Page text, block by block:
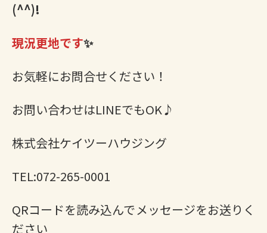
(^^)!
現況更地です✨
お気軽にお問合せください！
お問い合わせはLINEでもOK♪
株式会社ケイツーハウジング
TEL:072-265-0001
QRコードを読み込んでメッセージをお送りく
ださい